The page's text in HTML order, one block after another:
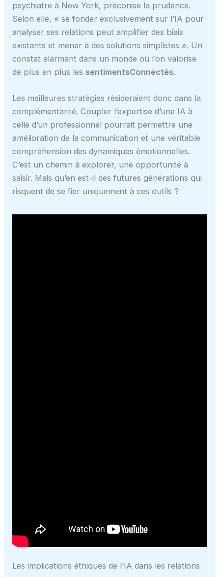
psychiatre à New York, préconise la prudence.
Selon elle, « se fonder exclusivement sur l’IA pour
analyser ses relations peut amplifier des biais
existants et mener à des solutions simplistes ». Un
constat alarmant dans un monde où l’on valorise
de plus en plus les sentimentsConnectés.
Les meilleures stratégies résideraient donc dans la
complémentarité. Coupler l’expertise d’une IA à
celle d’un professionnel pourrait permettre une
amélioration de la communication et une véritable
compréhension des dynamiques émotionnelles.
C’est un chemin à explorer, une opportunité à
saisir. Mais qu’en est-il des futures générations qui
risquent de se fier uniquement à ces outils ?
Les implications éthiques de l’IA dans les relations